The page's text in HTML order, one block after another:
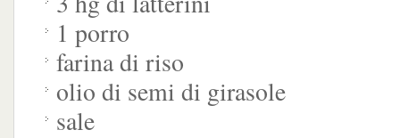
1 porro
farina di riso
olio di semi di girasole
sale